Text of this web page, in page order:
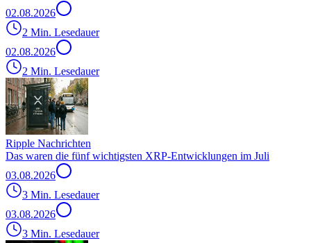
02.08.2026
2 Min. Lesedauer
02.08.2026
2 Min. Lesedauer
Ripple Nachrichten
Das waren die fünf wichtigsten XRP-Entwicklungen im Juli
03.08.2026
3 Min. Lesedauer
03.08.2026
3 Min. Lesedauer